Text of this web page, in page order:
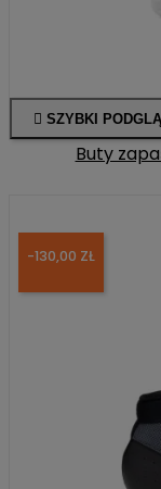
 SZYBKI
Buty
-130,00 ZŁ